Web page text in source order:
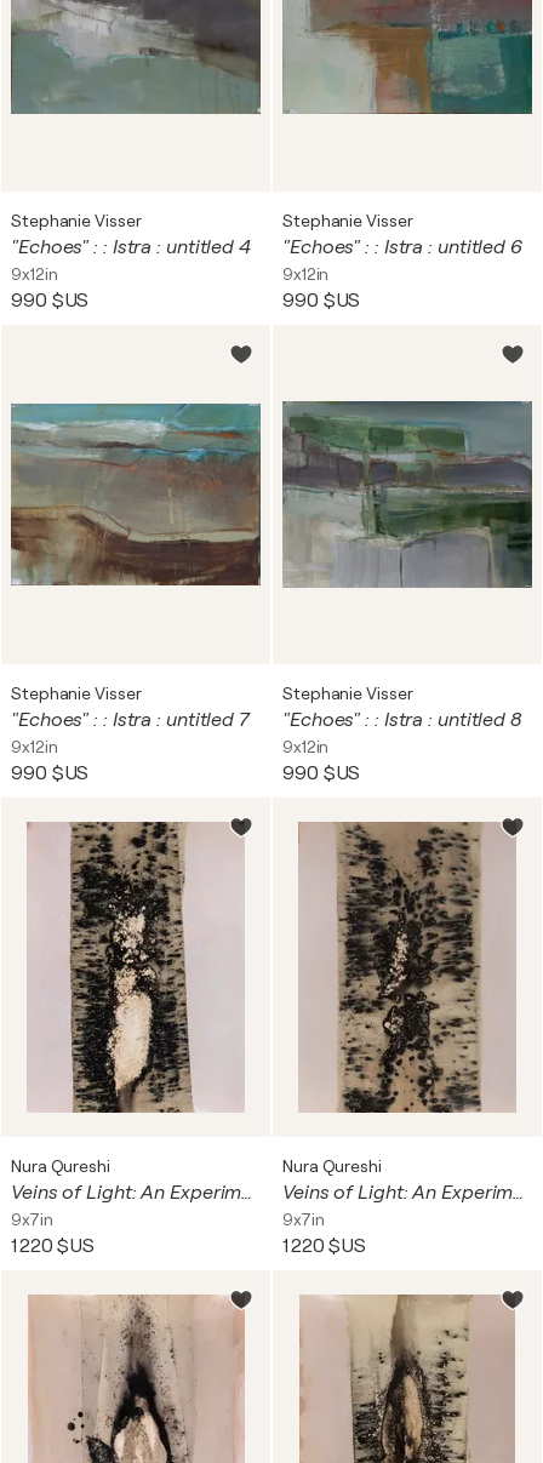
Stephanie Visser
"Echoes" : : Istra : untitled 4
9x12in
990 $US
Stephanie Visser
"Echoes" : : Istra : untitled 6
9x12in
990 $US
Stephanie Visser
"Echoes" : : Istra : untitled 7
9x12in
990 $US
Stephanie Visser
"Echoes" : : Istra : untitled 8
9x12in
990 $US
Nura Qureshi
Veins of Light: An Experimental Study in Chemigrams II
9x7in
1 220 $US
Nura Qureshi
Veins of Light: An Experimental Study in Chemigrams VIII
9x7in
1 220 $US